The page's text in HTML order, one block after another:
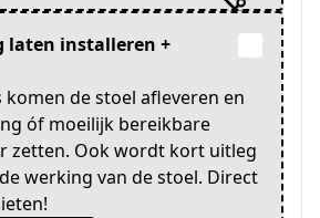
laten installeren +
komen de stoel afleveren en
óf moeilijk bereikbare
zetten. Ook wordt kort uitleg
werking van de stoel. Direct